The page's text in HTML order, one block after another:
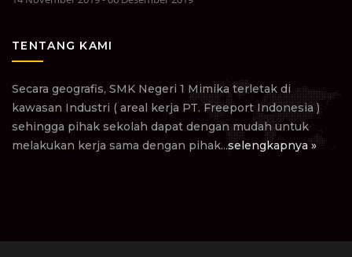
TENTANG KAMI
Secara geografis, SMK Negeri 1 Mimika terletak di
kawasan Industri ( areal kerja PT. Freeport Indonesia )
sehingga pihak sekolah dapat dengan mudah untuk
melakukan kerja sama dengan pihak...selengkapnya »